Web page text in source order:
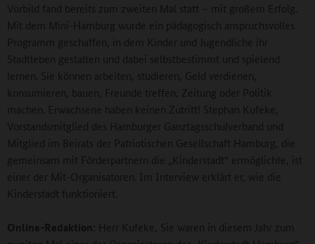
Vorbild fand bereits zum zweiten Mal statt – mit großem Erfolg.
Mit dem Mini-Hamburg wurde ein pädagogisch anspruchsvolles
Programm geschaffen, in dem Kinder und Jugendliche ihr
Stadtleben gestalten und dabei selbstbestimmt und spielend
lernen. Sie können arbeiten, studieren, Geld verdienen,
konsumieren, bauen, Freunde treffen, Zeitung oder Politik
machen. Erwachsene haben keinen Zutritt! Stephan Kufeke,
Vorstandsmitglied des Hamburger Ganztagsschulverband und
Mitglied im Beirats der Patriotischen Gesellschaft Hamburg, die
gemeinsam mit Förderpartnern die „Kinderstadt“ ermöglichte, ist
einer der Mit-Organisatoren. Im Interview erklärt er, wie die
Kinderstadt funktioniert.
Online-Redaktion: Herr Kufeke, Sie waren in diesem Jahr zum